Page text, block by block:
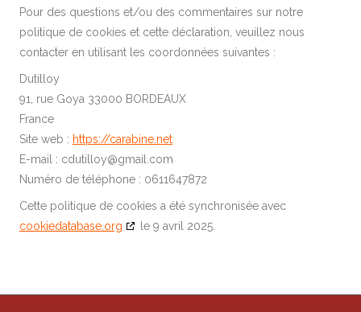
Pour des questions et/ou des commentaires sur notre
politique de cookies et cette déclaration, veuillez nous
contacter en utilisant les coordonnées suivantes :
Dutilloy
91, rue Goya 33000 BORDEAUX
France
Site web : https://carabine.net
E-mail : cdutilloy@gmail.com
Numéro de téléphone : 0611647872
Cette politique de cookies a été synchronisée avec
cookiedatabase.org
le 9 avril 2025.